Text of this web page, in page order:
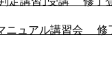
ニュアル講習会